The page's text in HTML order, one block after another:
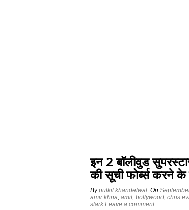
इन 2 बॉलीवुड
की सूची फोर्ब्स करने के
Bypulkit khandelwal On
amir khna, amit, bollywood, chris
stark Leave a comment